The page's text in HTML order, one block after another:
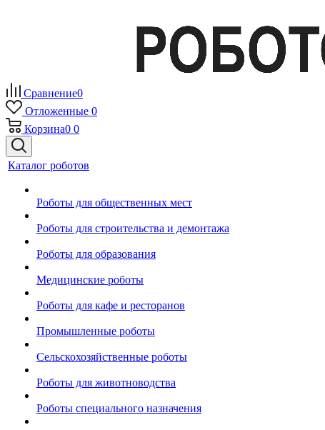
Сравнение0
Отложенные 0
Корзина0 0
Каталог роботов
Роботы для общественных мест
Роботы для строительства и демонтажа
Роботы для образования
Медицинские роботы
Роботы для кафе и ресторанов
Промышленные роботы
Сельскохозяйственные роботы
Роботы для животноводства
Роботы специального назначения